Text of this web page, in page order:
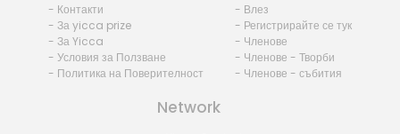
- Контакти
- За yicca prize
- За Yicca
- Условия за Ползване
- Политика на Поверителност
- Влез
- Регистрирайте се тук
- Членове
- Членове - Творби
- Членове - събития
Network